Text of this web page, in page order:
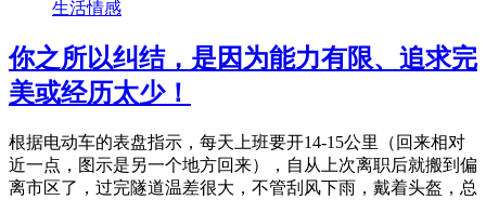
生活情感
你之所以纠结，是因为能力有限、追求完
美或经历太少！
根据电动车的表盘指示，每天上班要开14-15公里（回来相对
近一点，图示是另一个地方回来），自从上次离职后就搬到偏
离市区了，过完隧道温差很大，不管刮风下雨，戴着头盔，总